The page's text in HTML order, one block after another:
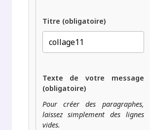
Titre (obligatoire)
Texte de votre message
(obligatoire)
Pour créer des paragraphes,
laissez simplement des lignes
vides.